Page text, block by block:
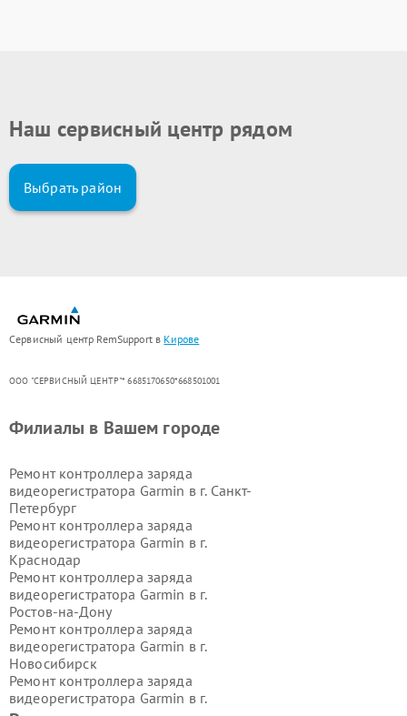
Наш сервисный центр рядом
Выбрать район
Сервисный центр RemSupport в Кирове
ООО "СЕРВИСНЫЙ ЦЕНТР"* 6685170650*668501001
Филиалы в Вашем городе
Ремонт контроллера заряда
видеорегистратора Garmin в г. Санкт-
Петербург
Ремонт контроллера заряда
видеорегистратора Garmin в г.
Краснодар
Ремонт контроллера заряда
видеорегистратора Garmin в г.
Ростов-на-Дону
Ремонт контроллера заряда
видеорегистратора Garmin в г.
Новосибирск
Ремонт контроллера заряда
видеорегистратора Garmin в г.